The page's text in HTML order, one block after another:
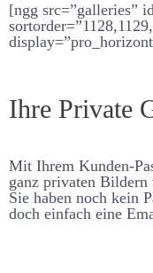
[ngg src=”galleries”
Ihre Private
Mit Ihrem Kunden-
ganz privaten
Sie haben noch kein
doch ein­fach eine